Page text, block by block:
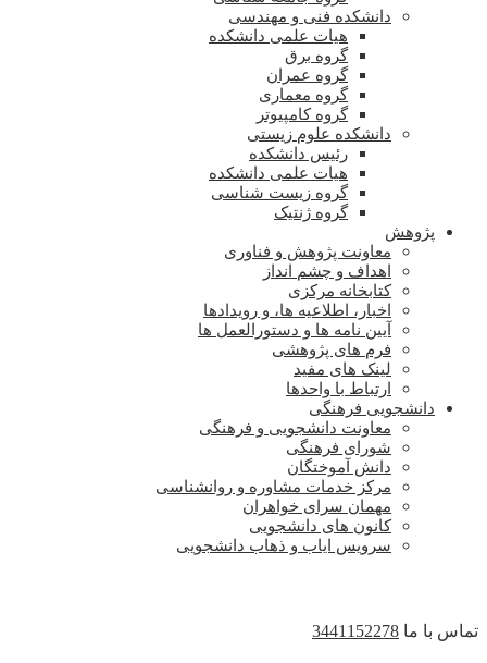
دانشکده فنی و مهندسی
هیات علمی دانشکده
گروه برق
گروه عمران
گروه معماری
گروه کامپیوتر
دانشکده علوم زیستی
رئیس دانشکده
هیات علمی دانشکده
گروه زیست شناسی
گروه ژنتیک
پژوهش
معاونت پژوهش و فناوری
اهداف و چشم انداز
کتابخانه مرکزی
اخبار، اطلاعیه ها، و رویدادها
آیین نامه ها و دستورالعمل ها
فرم های پژوهشی
لینک های مفید
ارتباط با واحدها
دانشجویی فرهنگی
معاونت دانشجویی و فرهنگی
شورای فرهنگی
دانش آموختگان
مرکز خدمات مشاوره و روانشناسی
مهمان سرای خواهران
کانون های دانشجویی
سرویس ایاب و ذهاب دانشجویی
تماس با ما 3441152278